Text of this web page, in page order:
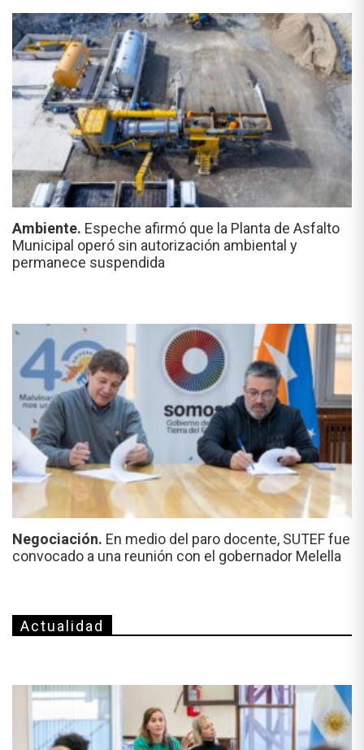
Ambiente. Espeche afirmó que la Planta de Asfalto
Municipal operó sin autorización ambiental y
permanece suspendida
Negociación. En medio del paro docente, SUTEF fue
convocado a una reunión con el gobernador Melella
Actualidad